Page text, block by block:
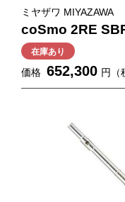
ミヤザワ MIYAZAWA
coSmo 2RE
在庫あり
価格 652,300 円（